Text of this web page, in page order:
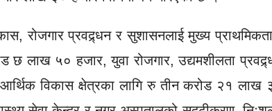
रोजगार प्रवद्र्धन र सुशासनलाई मुख्य
लाख ५० हजार, युवा रोजगार, उद्यमशीलता
विकास क्षेत्रका लागि रु तीन करोड २१ लाख